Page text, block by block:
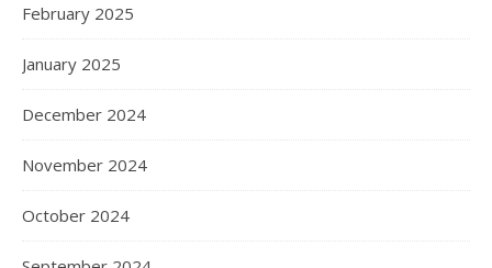
February 2025
January 2025
December 2024
November 2024
October 2024